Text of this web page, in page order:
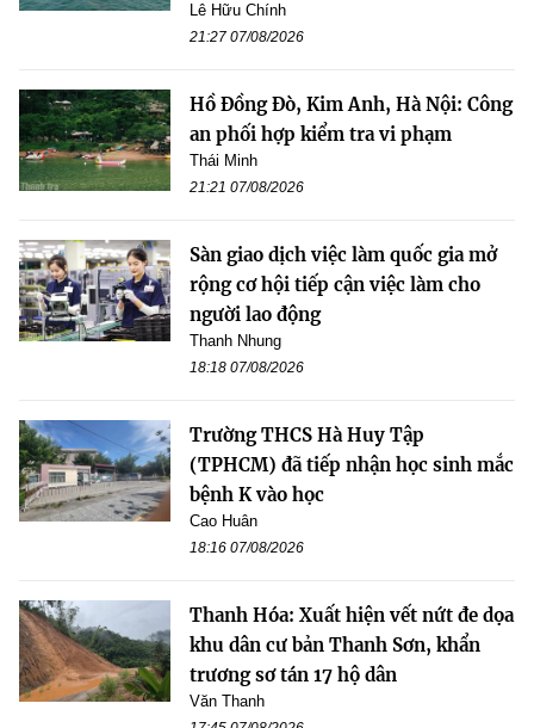
Lê Hữu Chính
21:27 07/08/2026
Hồ Đồng Đò, Kim Anh, Hà Nội: Công
an phối hợp kiểm tra vi phạm
Thái Minh
21:21 07/08/2026
Sàn giao dịch việc làm quốc gia mở
rộng cơ hội tiếp cận việc làm cho
người lao động
Thanh Nhung
18:18 07/08/2026
Trường THCS Hà Huy Tập
(TPHCM) đã tiếp nhận học sinh mắc
bệnh K vào học
Cao Huân
18:16 07/08/2026
Thanh Hóa: Xuất hiện vết nứt đe dọa
khu dân cư bản Thanh Sơn, khẩn
trương sơ tán 17 hộ dân
Văn Thanh